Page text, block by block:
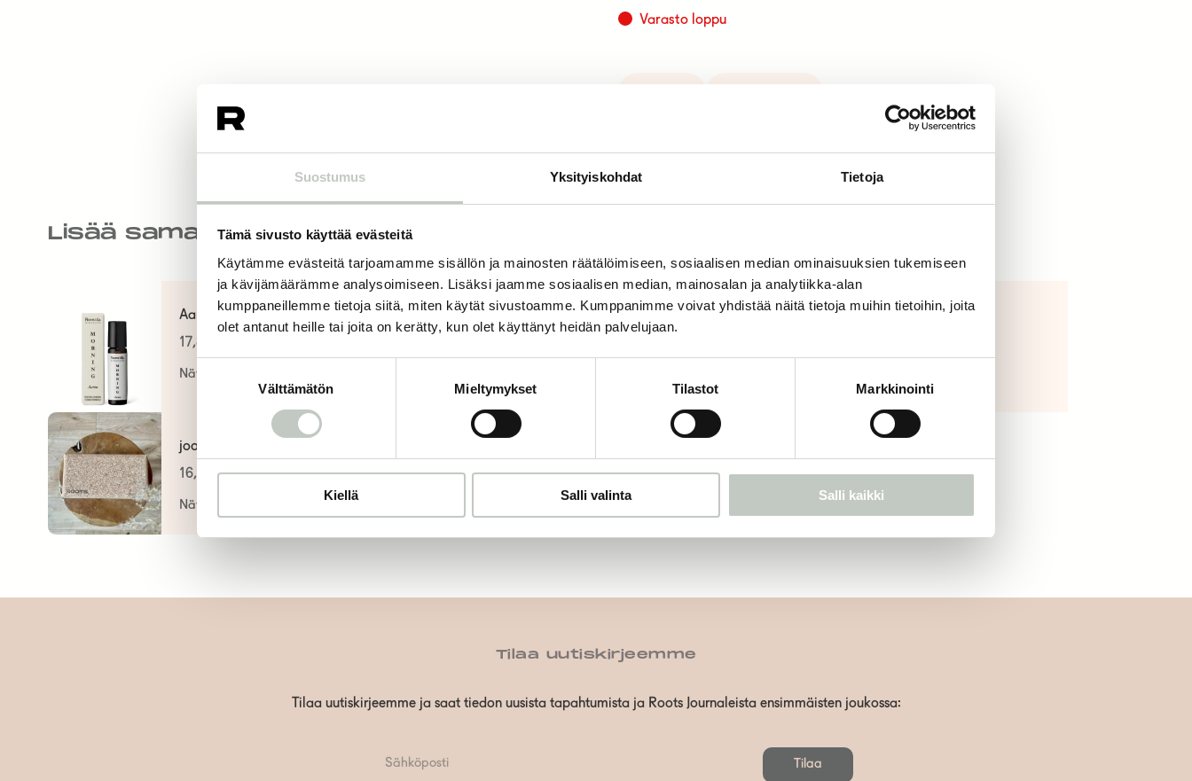
Suostumus Yksityiskohdat Tietoja
Tämä sivusto käyttää evästeitä
Käytämme evästeitä tarjoamamme sisällön ja mainosten räätälöimiseen, sosiaalisen median ominaisuuksien tukemiseen
ja kävijämäärämme analysoimiseen. Lisäksi jaamme sosiaalisen median, mainosalan ja analytiikka-alan
kumppaneillemme tietoja siitä, miten käytät sivustoamme. Kumppanimme voivat yhdistää näitä tietoja muihin tietoihin, joita
olet antanut heille tai joita on kerätty, kun olet käyttänyt heidän palvelujaan.
Välttämätön Mieltymykset Tilastot Markkinointi
Kiellä Salli valinta Salli kaikki
Varasto loppu
Lisää samankaltaisia
Aamuöljy roll-on
17,80
Näytä tuote
yoga card deck – animal
asanas for kids
39,00€
Näytä tuote
puuvilla bolsteri
joogablokki
16,00 €
Näytä tuote
Tilaa uutiskirjeemme
Tilaa uutiskirjeemme ja saat tiedon uusista tapahtumista ja Roots Journaleista ensimmäisten joukossa:
Tilaa